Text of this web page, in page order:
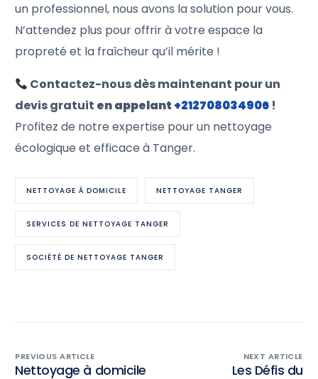
un professionnel, nous avons la solution pour vous.
N’attendez plus pour offrir à votre espace la
propreté et la fraîcheur qu’il mérite !
Contactez-nous dès maintenant pour un
devis gratuit en appelant +212708034906 !
Profitez de notre expertise pour un nettoyage
écologique et efficace à Tanger.
NETTOYAGE À DOMICILE NETTOYAGE TANGER
SERVICES DE NETTOYAGE TANGER
SOCIÉTÉ DE NETTOYAGE TANGER
PREVIOUS ARTICLE
Nettoyage à domicile
NEXT ARTICLE
Les Défis du